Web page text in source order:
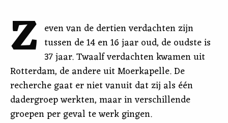
Z even van de dertien verdachten zijn
tussen de 14 en 16 jaar oud, de oudste is
37 jaar. Twaalf verdachten kwamen uit
Rotterdam, de andere uit Moerkapelle. De
recherche gaat er niet vanuit dat zij als één
dadergroep werkten, maar in verschillende
groepen per geval te werk gingen.